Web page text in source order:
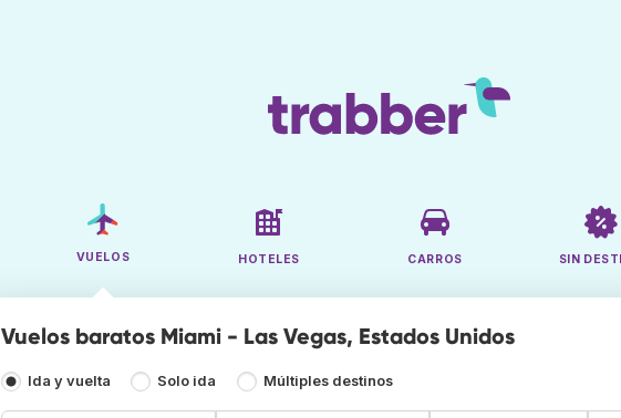
VUELOS HOTELES CARROS SIN
Vuelos baratos Miami - Las Vegas, Estados Unidos
Ida y vuelta Solo ida Múltiples destinos